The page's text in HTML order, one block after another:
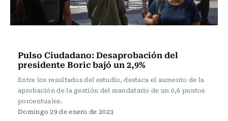
Pulso Ciudadano: Desaprobación del
presidente Boric bajó un 2,9%
Entre los resultados del estudio, destaca el aumento de la
aprobación de la gestión del mandatario de un 0,6 puntos
porcentuales.
Domingo 29 de enero de 2023